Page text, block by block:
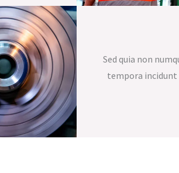
Sed quia non
tempora